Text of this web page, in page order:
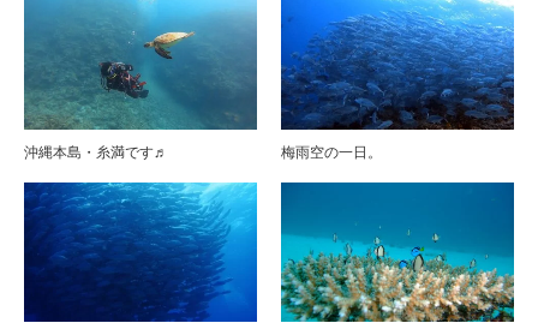
沖縄本島・糸満です♬ 梅雨空の一日。